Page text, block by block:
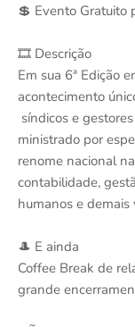
💲 Evento Gratuito
🎞 Descrição
Em sua 6ª Edição
acontecimento
síndicos e
ministrado por
renome nacional
contabilidade,
humanos e
🎩 E ainda
Coffee Break de
grande